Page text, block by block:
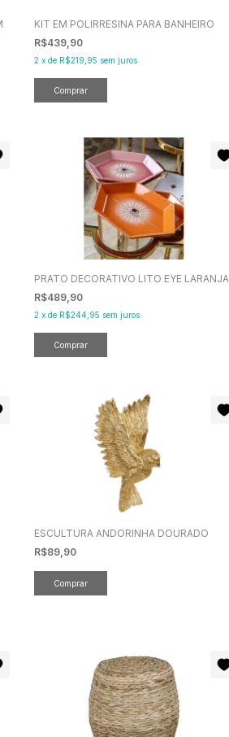
KIT EM POLIRRESINA PARA BANHEIRO
R$439,90
2 x de R$219,95 sem juros
PRATO DECORATIVO LITO EYE LARANJA
R$489,90
2 x de R$244,95 sem juros
ESCULTURA ANDORINHA DOURADO
R$89,90